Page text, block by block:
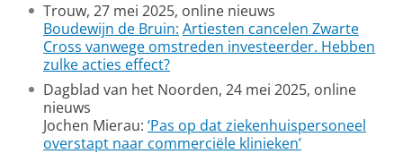
Trouw, 27 mei 2025, online nieuws
Boudewijn de Bruin: Artiesten cancelen Zwarte
Cross vanwege omstreden investeerder. Hebben
zulke acties effect?
Dagblad van het Noorden, 24 mei 2025, online
nieuws
Jochen Mierau: ‘Pas op dat ziekenhuispersoneel
overstapt naar commerciële klinieken’